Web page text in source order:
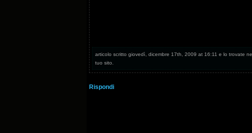
articolo scritto giovedì, dicembre 17th, 2009 at 16:11 e lo trovate
tuo sito.
Rispondi